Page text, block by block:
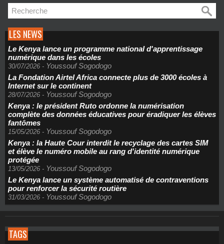
LES NEWS
Le Kenya lance un programme national d'apprentissage
numérique dans les écoles
30/07/2026 - Youssouf Sogodogo
La Fondation Airtel Africa connecte plus de 3000 écoles à
Internet sur le continent
28/07/2026 - Youssouf Sogodogo
Kenya : le président Ruto ordonne la numérisation
complète des données éducatives pour éradiquer les élèves
fantômes
15/05/2026 - Youssouf Sogodogo
Kenya : la Haute Cour interdit le recyclage des cartes SIM
et élève le numéro mobile au rang d'identité numérique
protégée
13/05/2026 - Youssouf Sogodogo
Le Kenya lance un système automatisé de contraventions
pour renforcer la sécurité routière
31/03/2026 - Youssouf Sogodogo
TAGS